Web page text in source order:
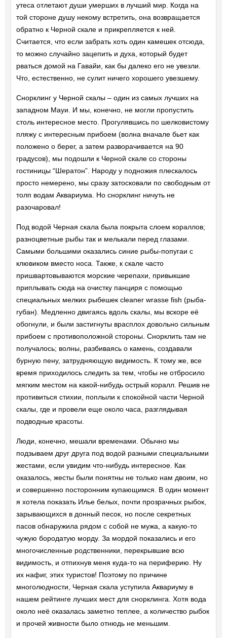
утеса отлетают души умерших в лучший мир. Когда на
той стороне душу некому встретить, она возвращается
обратно к Черной скале и прикрепляется к ней.
Считается, что если забрать хоть один камешек отсюда,
то можно случайно зацепить и духа, который будет
рваться домой на Гавайи, как бы далеко его не увезли.
Что, естественно, не сулит ничего хорошего увезшему.
Снорклинг у Черной скалы – один из самых лучших на
западном Мауи. И мы, конечно, не могли пропустить
столь интересное место. Прогулявшись по шелковистому
пляжу с интересным прибоем (волна вначале бьет как
положено о берег, а затем разворачивается на 90
градусов), мы подошли к Черной скале со стороны
гостиницы “Шератон”. Народу у подножия плескалось
просто немерено, мы сразу затосковали по свободным от
толп водам Аквариума. Но снорклинг ничуть не
разочаровал!
Под водой Черная скала была покрыта слоем кораллов;
разноцветные рыбы так и мелькали перед глазами.
Самыми большими оказались синие рыбы-попугаи с
клювиком вместо носа. Также, к скале часто
пришвартовываются морские черепахи, привыкшие
приплывать сюда на очистку панциря с помощью
специальных мелких рыбешек cleaner wrasse fish (рыба-
губан). Медленно двигаясь вдоль скалы, мы вскоре её
обогнули, и были застигнуты врасплох довольно сильным
прибоем с противоположной стороны. Снорклить там не
получалось; волны, разбиваясь о камень, создавали
бурную пену, затрудняющую видимость. К тому же, все
время приходилось следить за тем, чтобы не отбросило
мягким местом на какой-нибудь острый коралл. Решив не
противиться стихии, поплыли к спокойной части Черной
скалы, где и провели еще около часа, разглядывая
подводные красоты.
Люди, конечно, мешали временами. Обычно мы
подзываем друг друга под водой разными специальными
жестами, если увидим что-нибудь интересное. Как
оказалось, жесты были понятны не только нам двоим, но
и совершенно посторонним купающимся. В один момент
я хотела показать Илье белых, почти прозрачных рыбок,
зарывающихся в донный песок, но после секретных
пасов обнаружила рядом с собой не мужа, а какую-то
чужую бородатую морду. За мордой показались и его
многочисленные родственники, перекрывшие всю
видимость, и отпихнув меня куда-то на периферию. Ну
их нафиг, этих туристов! Поэтому по причине
многолюдности, Черная скала уступила Аквариуму в
нашем рейтинге лучших мест для снорклинга. Хотя вода
около неё оказалась заметно теплее, а количество рыбок
и прочей живности было отнюдь не меньшим.